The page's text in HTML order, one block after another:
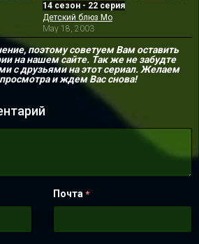
14 сезон - 22 серия
Детский блюз Мо
May 18, 2003
поэтому советуем Вам оставить
на нашем сайте. Так же не забудте
с друзьями на этот сериал. Желаем
и ждем Вас снова!
Почта *